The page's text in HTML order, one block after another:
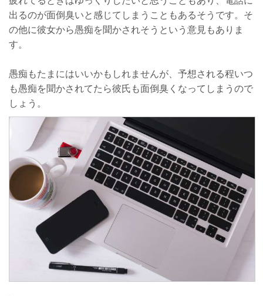
出るのが面倒臭いと感じてしまうこともあるそうです。そ
の他に彼女から愚痴を聞かされそうという意見もありま
す。
愚痴もたまにはいいかもしれませんが、予想される程いつ
も愚痴を聞かされてたら彼氏も面倒臭くなってしまうので
しょう。